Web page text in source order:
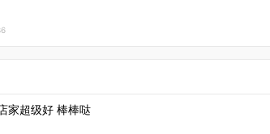
家超级好 棒棒哒